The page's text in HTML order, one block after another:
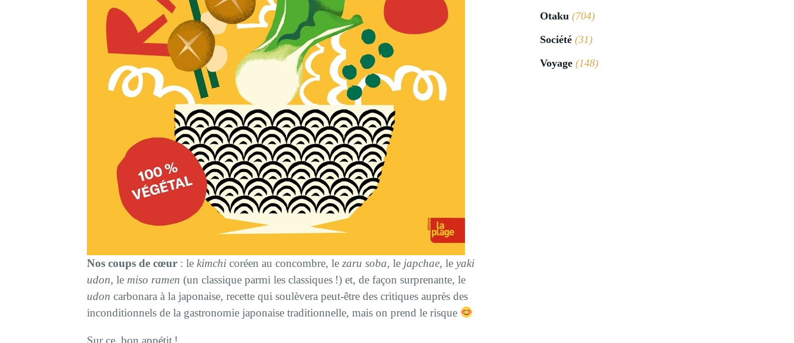
Nos coups de cœur : le kimchi coréen au concombre, le zaru soba, le japchae, le yaki
udon, le miso ramen (un classique parmi les classiques !) et, de façon surprenante, le
udon carbonara à la japonaise, recette qui soulèvera peut-être des critiques auprès des
inconditionnels de la gastronomie japonaise traditionnelle, mais on prend le risque
Sur ce, bon appétit !
Otaku (704)
Société (31)
Voyage (148)